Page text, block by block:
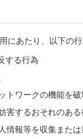
にあたり、以下の行
する行為
トワークの機能を
害するおそれのある
情報等を収集また